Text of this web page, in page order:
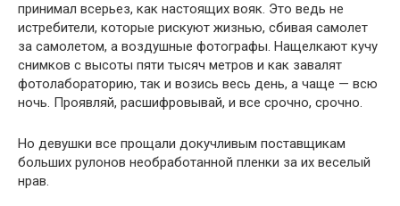
принимал всерьез, как настоящих вояк. Это ведь не
истребители, которые рискуют жизнью, сбивая самолет
за самолетом, а воздушные фотографы. Нащелкают кучу
снимков с высоты пяти тысяч метров и как завалят
фотолабораторию, так и возись весь день, а чаще — всю
ночь. Проявляй, расшифровывай, и все срочно, срочно.
Но девушки все прощали докучливым поставщикам
больших рулонов необработанной пленки за их веселый
нрав.